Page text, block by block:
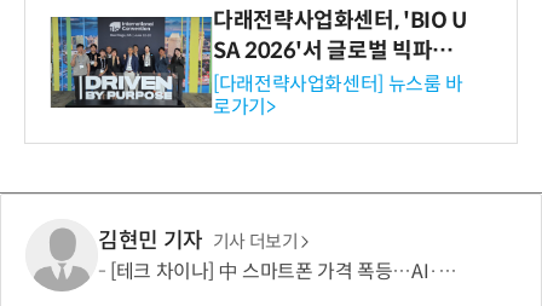
다래전략사업화센터, 'BIO U
SA 2026'서 글로벌 빅파마
와의 비즈니스 미팅 지원…K
-바이오 해외 진출 교두보 확
보
[다래전략사업화센터] 뉴스룸 바
로가기>
김현민 기자 기사 더보기
[테크 차이나] 中 스마트폰 가격 폭등…AI·5G로 모바일 산업 패러다임 전환 모색